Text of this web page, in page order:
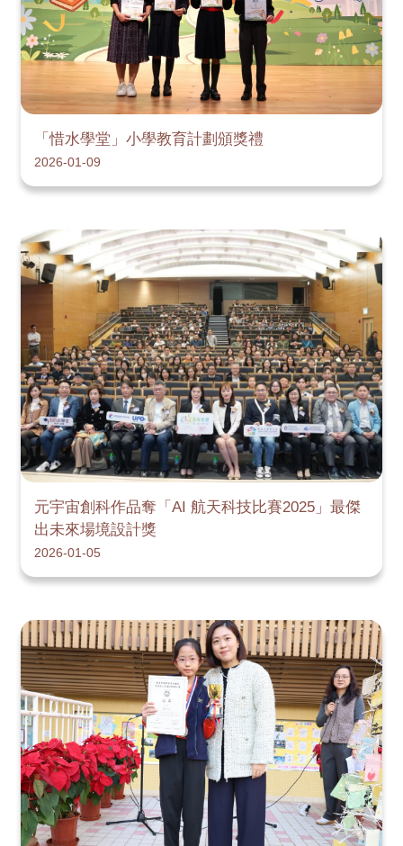
「惜水學堂」小學教育計劃頒獎禮
2026-01-09
元宇宙創科作品奪「AI 航天科技比賽2025」最傑
出未來場境設計獎
2026-01-05